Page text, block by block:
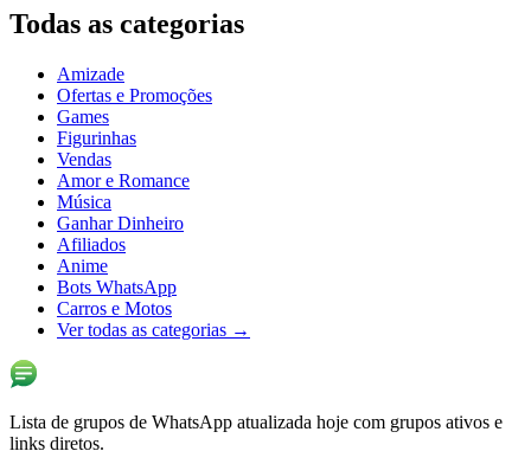
Todas as categorias
Amizade
Ofertas e Promoções
Games
Figurinhas
Vendas
Amor e Romance
Música
Ganhar Dinheiro
Afiliados
Anime
Bots WhatsApp
Carros e Motos
Ver todas as categorias →
Lista de grupos de WhatsApp atualizada hoje com grupos ativos e
links diretos.